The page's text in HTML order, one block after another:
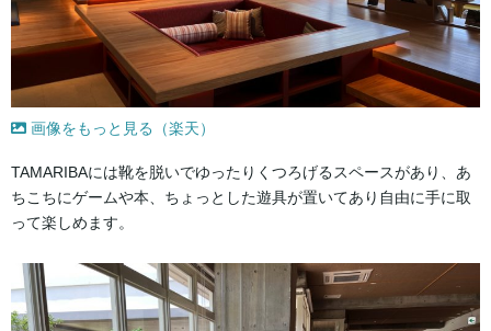
画像をもっと見る（楽天）
TAMARIBAには靴を脱いでゆったりくつろげるスペースがあり、あ
ちこちにゲームや本、ちょっとした遊具が置いてあり自由に手に取
って楽しめます。